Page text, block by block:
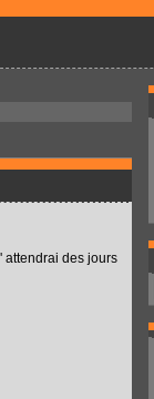
attendrai des jours